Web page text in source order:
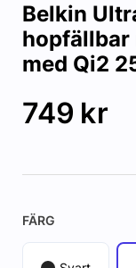
Belkin
hopfällbar
med Qi2
749 kr
FÄRG